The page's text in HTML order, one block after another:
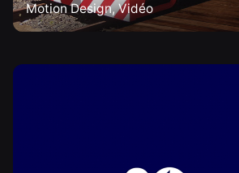
Motion Design Vidéo